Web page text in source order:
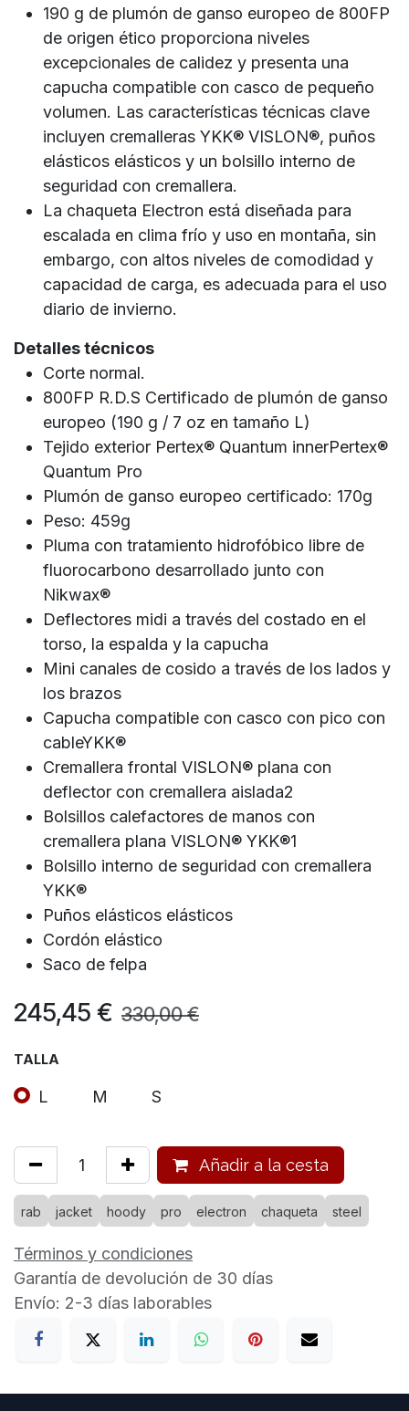
190 g de plumón de ganso europeo de 800FP
de origen ético proporciona niveles
excepcionales de calidez y presenta una
capucha compatible con casco de pequeño
volumen. Las características técnicas clave
incluyen cremalleras YKK® VISLON®, puños
elásticos elásticos y un bolsillo interno de
seguridad con cremallera.
La chaqueta Electron está diseñada para
escalada en clima frío y uso en montaña, sin
embargo, con altos niveles de comodidad y
capacidad de carga, es adecuada para el uso
diario de invierno.
Detalles técnicos
Corte normal.
800FP R.D.S Certificado de plumón de ganso
europeo (190 g / 7 oz en tamaño L)
Tejido exterior Pertex® Quantum innerPertex®
Quantum Pro
Plumón de ganso europeo certificado: 170g
Peso: 459g
Pluma con tratamiento hidrofóbico libre de
fluorocarbono desarrollado junto con
Nikwax®
Deflectores midi a través del costado en el
torso, la espalda y la capucha
Mini canales de cosido a través de los lados y
los brazos
Capucha compatible con casco con pico con
cableYKK®
Cremallera frontal VISLON® plana con
deflector con cremallera aislada2
Bolsillos calefactores de manos con
cremallera plana VISLON® YKK®1
Bolsillo interno de seguridad con cremallera
YKK®
Puños elásticos elásticos
Cordón elástico
Saco de felpa
245,45 € 330,00€
TALLA
L M S
Añadir a la cesta
rab jacket hoody pro electron chaqueta steel
Términos y condiciones
Garantía de devolución de 30 días
Envío: 2-3 días laborables